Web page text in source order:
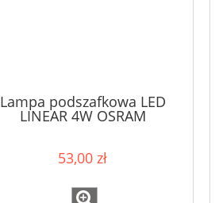
Lampa podszafkowa LED
LINEAR 4W OSRAM
53,00 zł